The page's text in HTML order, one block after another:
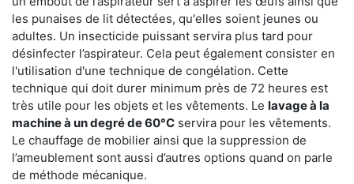
les punaises de lit détectées, qu'elles soient jeunes ou
adultes. Un insecticide puissant servira plus tard pour
désinfecter l’aspirateur. Cela peut également consister en
l'utilisation d'une technique de congélation. Cette
technique qui doit durer minimum près de 72 heures est
très utile pour les objets et les vêtements. Le lavage à la
machine à un degré de 60°C servira pour les vêtements.
Le chauffage de mobilier ainsi que la suppression de
l’ameublement sont aussi d’autres options quand on parle
de méthode mécanique.